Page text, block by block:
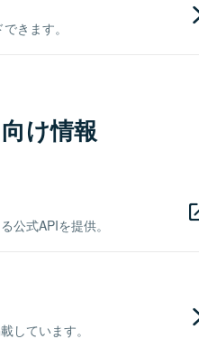
きます。
け情報
公式APIを提供。
しています。